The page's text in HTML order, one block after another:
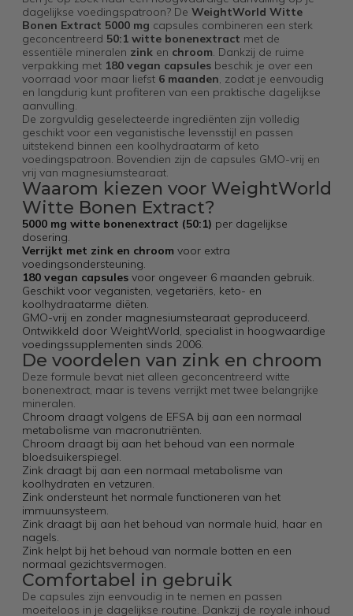
dagelijkse voedingspatroon? De WeightWorld Witte
Bonen Extract 5000 mg capsules combineren een sterk
geconcentreerd 50:1 witte bonenextract met de
essentiële mineralen zinken chroom. Dankzij de ruime
verpakking met 180 vegan capsulesbeschik je over een
voorraad voor maar liefst 6 maanden, zodat je eenvoudig
en langdurig kunt profiteren van een praktische dagelijkse
aanvulling.
De zorgvuldig geselecteerde ingrediënten zijn volledig
geschikt voor een veganistische levensstijl en passen
uitstekend binnen een koolhydraatarm of keto
voedingspatroon. Bovendien zijn de capsules GMO-vrij en
vrij van magnesiumstearaat.
Waarom kiezen voor WeightWorld
Witte Bonen Extract?
5000 mg witte bonenextract (50:1) per dagelijkse
dosering.
Verrijkt met zink en chroomvoor extra
voedingsondersteuning.
180 vegan capsulesvoor ongeveer 6 maanden gebruik.
Geschikt voor veganisten, vegetariërs, keto- en
koolhydraatarme diëten.
GMO-vrij en zonder magnesiumstearaat geproduceerd.
Ontwikkeld door WeightWorld, specialist in hoogwaardige
voedingssupplementen sinds 2006.
De voordelen van zink en chroom
Deze formule bevat niet alleen geconcentreerd witte
bonenextract, maar is tevens verrijkt met twee belangrijke
mineralen.
Chroom draagt volgens de EFSA bij aan een normaal
metabolisme van macronutriënten.
Chroom draagt bij aan het behoud van een normale
bloedsuikerspiegel.
Zink draagt bij aan een normaal metabolisme van
koolhydraten en vetzuren.
Zink ondersteunt het normale functioneren van het
immuunsysteem.
Zink draagt bij aan het behoud van normale huid, haar en
nagels.
Zink helpt bij het behoud van normale botten en een
normaal gezichtsvermogen.
Comfortabel in gebruik
De capsules zijn eenvoudig in te nemen en passen
moeiteloos in je dagelijkse routine. Dankzij de royale inhoud